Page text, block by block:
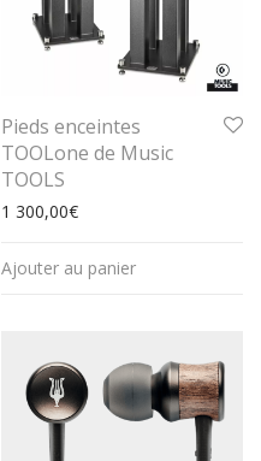
Pieds enceintes
TOOLone de Music
TOOLS
1 300,00€
Ajouter au panier